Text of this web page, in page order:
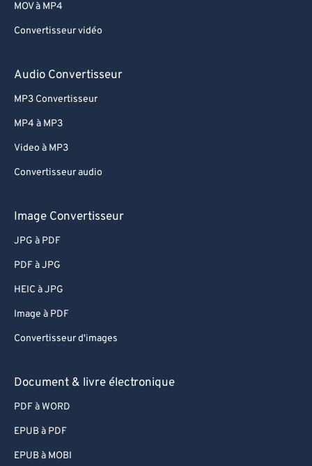
MOV à MP4
Convertisseur vidéo
Audio Convertisseur
MP3 Convertisseur
MP4 à MP3
Video à MP3
Convertisseur audio
Image Convertisseur
JPG à PDF
PDF à JPG
HEIC à JPG
Image à PDF
Convertisseur d'images
Document & livre électronique
PDF à WORD
EPUB à PDF
EPUB à MOBI